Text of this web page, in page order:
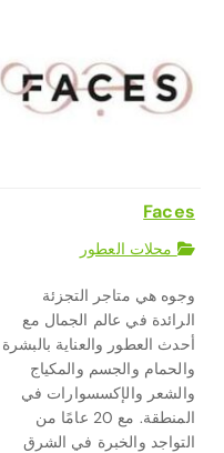
Faces
محلات العطور
وجوه هي متاجر التجزئة
الرائدة في عالم الجمال مع
أحدث العطور والعناية بالبشرة
والحمام والجسم والمكياج
والشعر والإكسسوارات في
المنطقة. مع 20 عامًا من
التواجد والخبرة في الشرق